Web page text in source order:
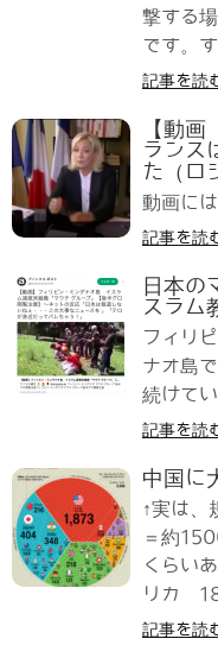
撃する
です。
記事を読
【動
ランス
た（ロ
動画に
記事を読
日本の
スラム
フィリ
ナオ島
続けて
記事を読
中国に
↑実は、
＝約
くらい
リカ
記事を読